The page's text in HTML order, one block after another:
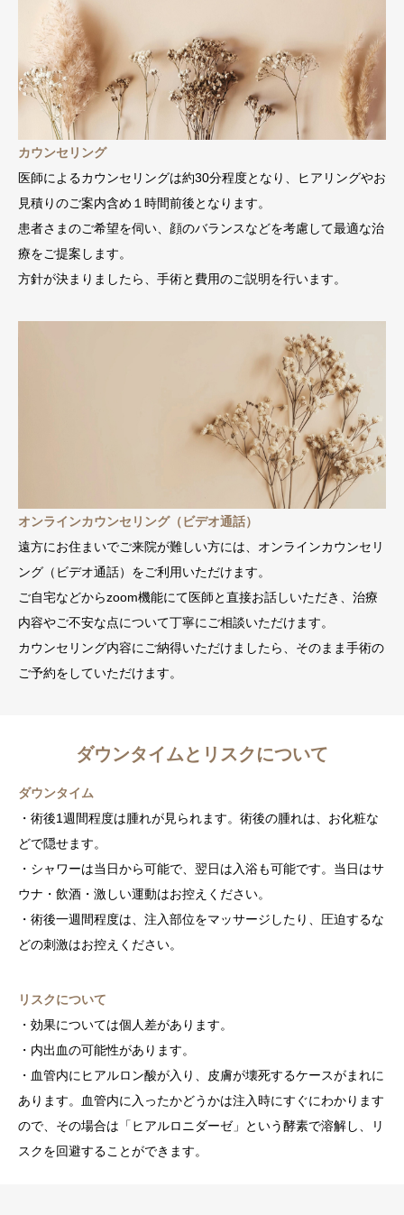
カウンセリング
医師によるカウンセリングは約30分程度となり、ヒアリングやお
見積りのご案内含め１時間前後となります。
患者さまのご希望を伺い、顔のバランスなどを考慮して最適な治
療をご提案します。
方針が決まりましたら、手術と費用のご説明を行います。
オンラインカウンセリング（ビデオ通話）
遠方にお住まいでご来院が難しい方には、オンラインカウンセリ
ング（ビデオ通話）をご利用いただけます。
ご自宅などからzoom機能にて医師と直接お話しいただき、治療
内容やご不安な点について丁寧にご相談いただけます。
カウンセリング内容にご納得いただけましたら、そのまま手術の
ご予約をしていただけます。
ダウンタイムとリスクについて
ダウンタイム
・術後1週間程度は腫れが見られます。術後の腫れは、お化粧な
どで隠せます。
・シャワーは当日から可能で、翌日は入浴も可能です。当日はサ
ウナ・飲酒・激しい運動はお控えください。
・術後一週間程度は、注入部位をマッサージしたり、圧迫するな
どの刺激はお控えください。
リスクについて
・効果については個人差があります。
・内出血の可能性があります。
・血管内にヒアルロン酸が入り、皮膚が壊死するケースがまれに
あります。血管内に入ったかどうかは注入時にすぐにわかります
ので、その場合は「ヒアルロニダーゼ」という酵素で溶解し、リ
スクを回避することができます。